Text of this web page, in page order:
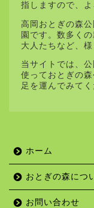
指しますので、よ
高岡おとぎの森
園です。数多く
大人たちなど、
当サイトでは、
使っておとぎの
足を運んでみてく
ホーム
おとぎの森につ
お問い合わせ